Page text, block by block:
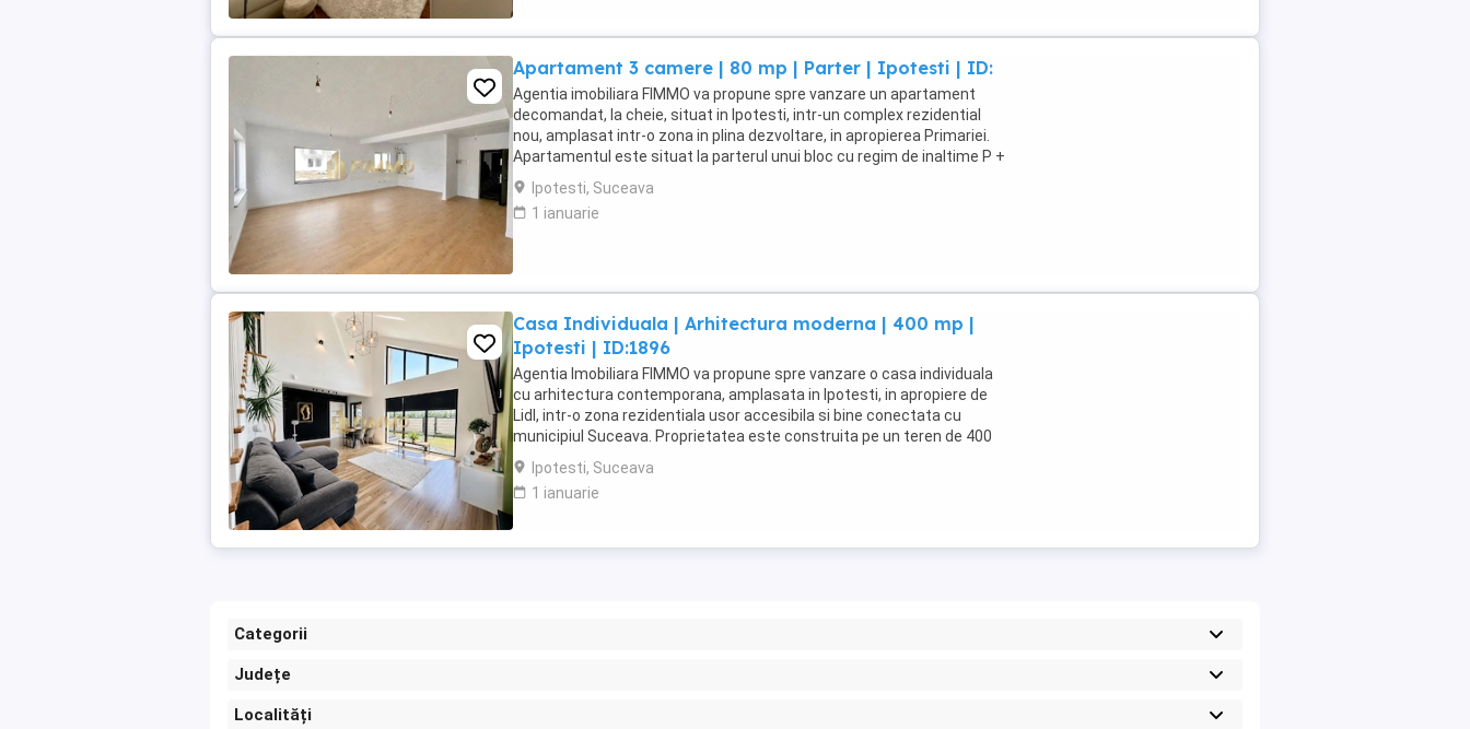
Apartament 3 camere | 80 mp | Parter | Ipotesti | ID:
Agentia imobiliara FIMMO va propune spre vanzare un apartament
decomandat, la cheie, situat in Ipotesti, intr-un complex rezidential
nou, amplasat intr-o zona in plina dezvoltare, in apropierea Primariei.
Apartamentul este situat la parterul unui bloc cu regim de inaltime P +
2 si are o suprafata utila ...
Ipotesti, Suceava
1 ianuarie
Casa Individuala | Arhitectura moderna | 400 mp |
Ipotesti | ID:1896
Agentia Imobiliara FIMMO va propune spre vanzare o casa individuala
cu arhitectura contemporana, amplasata in Ipotesti, in apropiere de
Lidl, intr-o zona rezidentiala usor accesibila si bine conectata cu
municipiul Suceava. Proprietatea este construita pe un teren de 400
mp si dispune de o suprafata ...
Ipotesti, Suceava
1 ianuarie
Categorii
Județe
Localități